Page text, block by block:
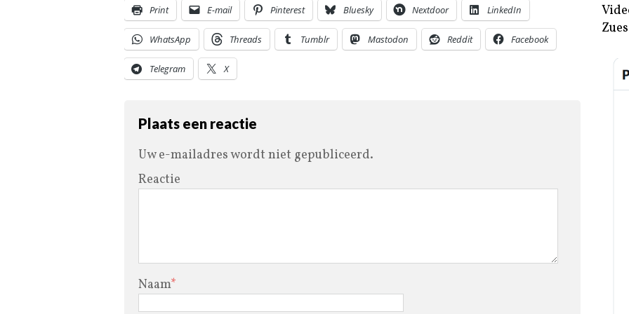
Print E-mail Pinterest Bluesky Nextdoor LinkedIn
WhatsApp Threads Tumblr Mastodon Reddit Facebook
Telegram X
Plaats een reactie
Uw e-mailadres wordt niet gepubliceerd.
Reactie
Naam*